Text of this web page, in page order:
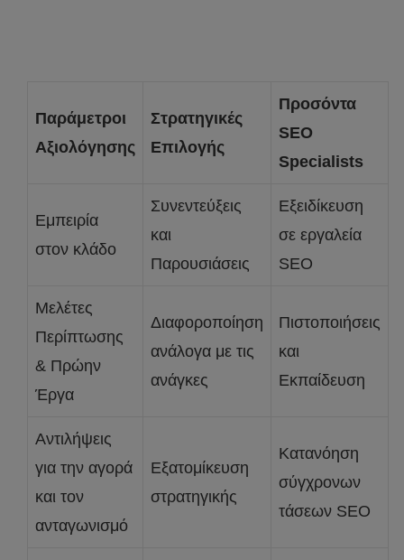
Παράμετροι
Αξιολόγησης
Στρατηγικές
Επιλογής
Προσόντα
SEO
Specialists
Εμπειρία
στον κλάδο
Συνεντεύξεις
και
Παρουσιάσεις
Εξειδίκευση
σε εργαλεία
SEO
Μελέτες
Περίπτωσης
& Πρώην
Έργα
Διαφοροποίηση
ανάλογα με τις
ανάγκες
Πιστοποιήσεις
και
Εκπαίδευση
Αντιλήψεις
για την αγορά
και τον
ανταγωνισμό
Εξατομίκευση
στρατηγικής
Κατανόηση
σύγχρονων
τάσεων SEO